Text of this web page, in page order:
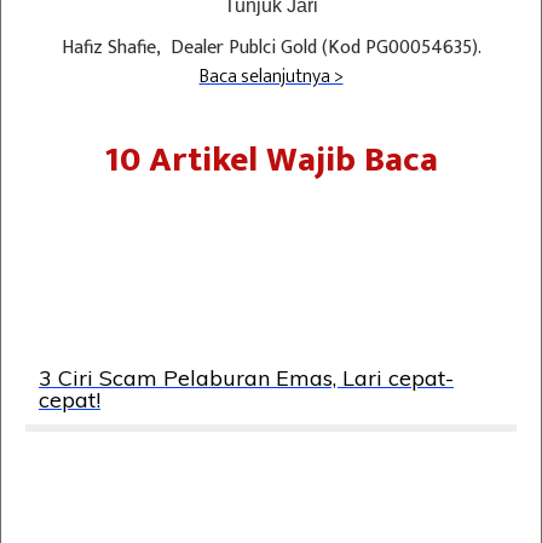
Hafiz Shafie, Dealer Publci Gold (Kod PG00054635).
Baca selanjutnya >
10 Artikel Wajib Baca
3 Ciri Scam Pelaburan Emas, Lari cepat-
cepat!